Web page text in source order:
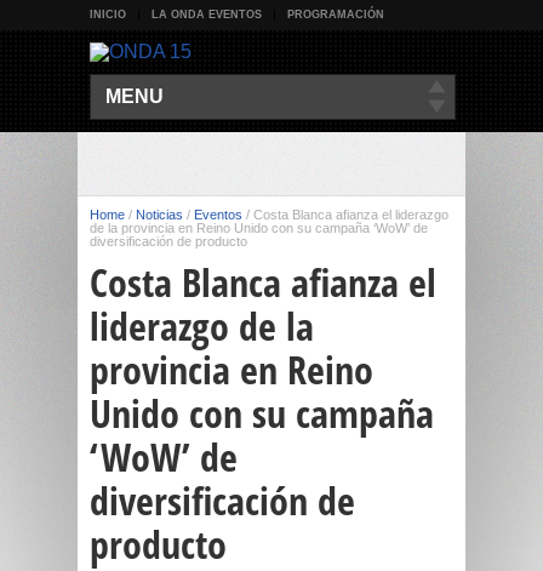
INICIO LA ONDA EVENTOS PROGRAMACIÓN
MENU
Home / Noticias / Eventos / Costa Blanca afianza el liderazgo
de la provincia en Reino Unido con su campaña ‘WoW’ de
diversificación de producto
Costa Blanca afianza el
liderazgo de la
provincia en Reino
Unido con su campaña
‘WoW’ de
diversificación de
producto